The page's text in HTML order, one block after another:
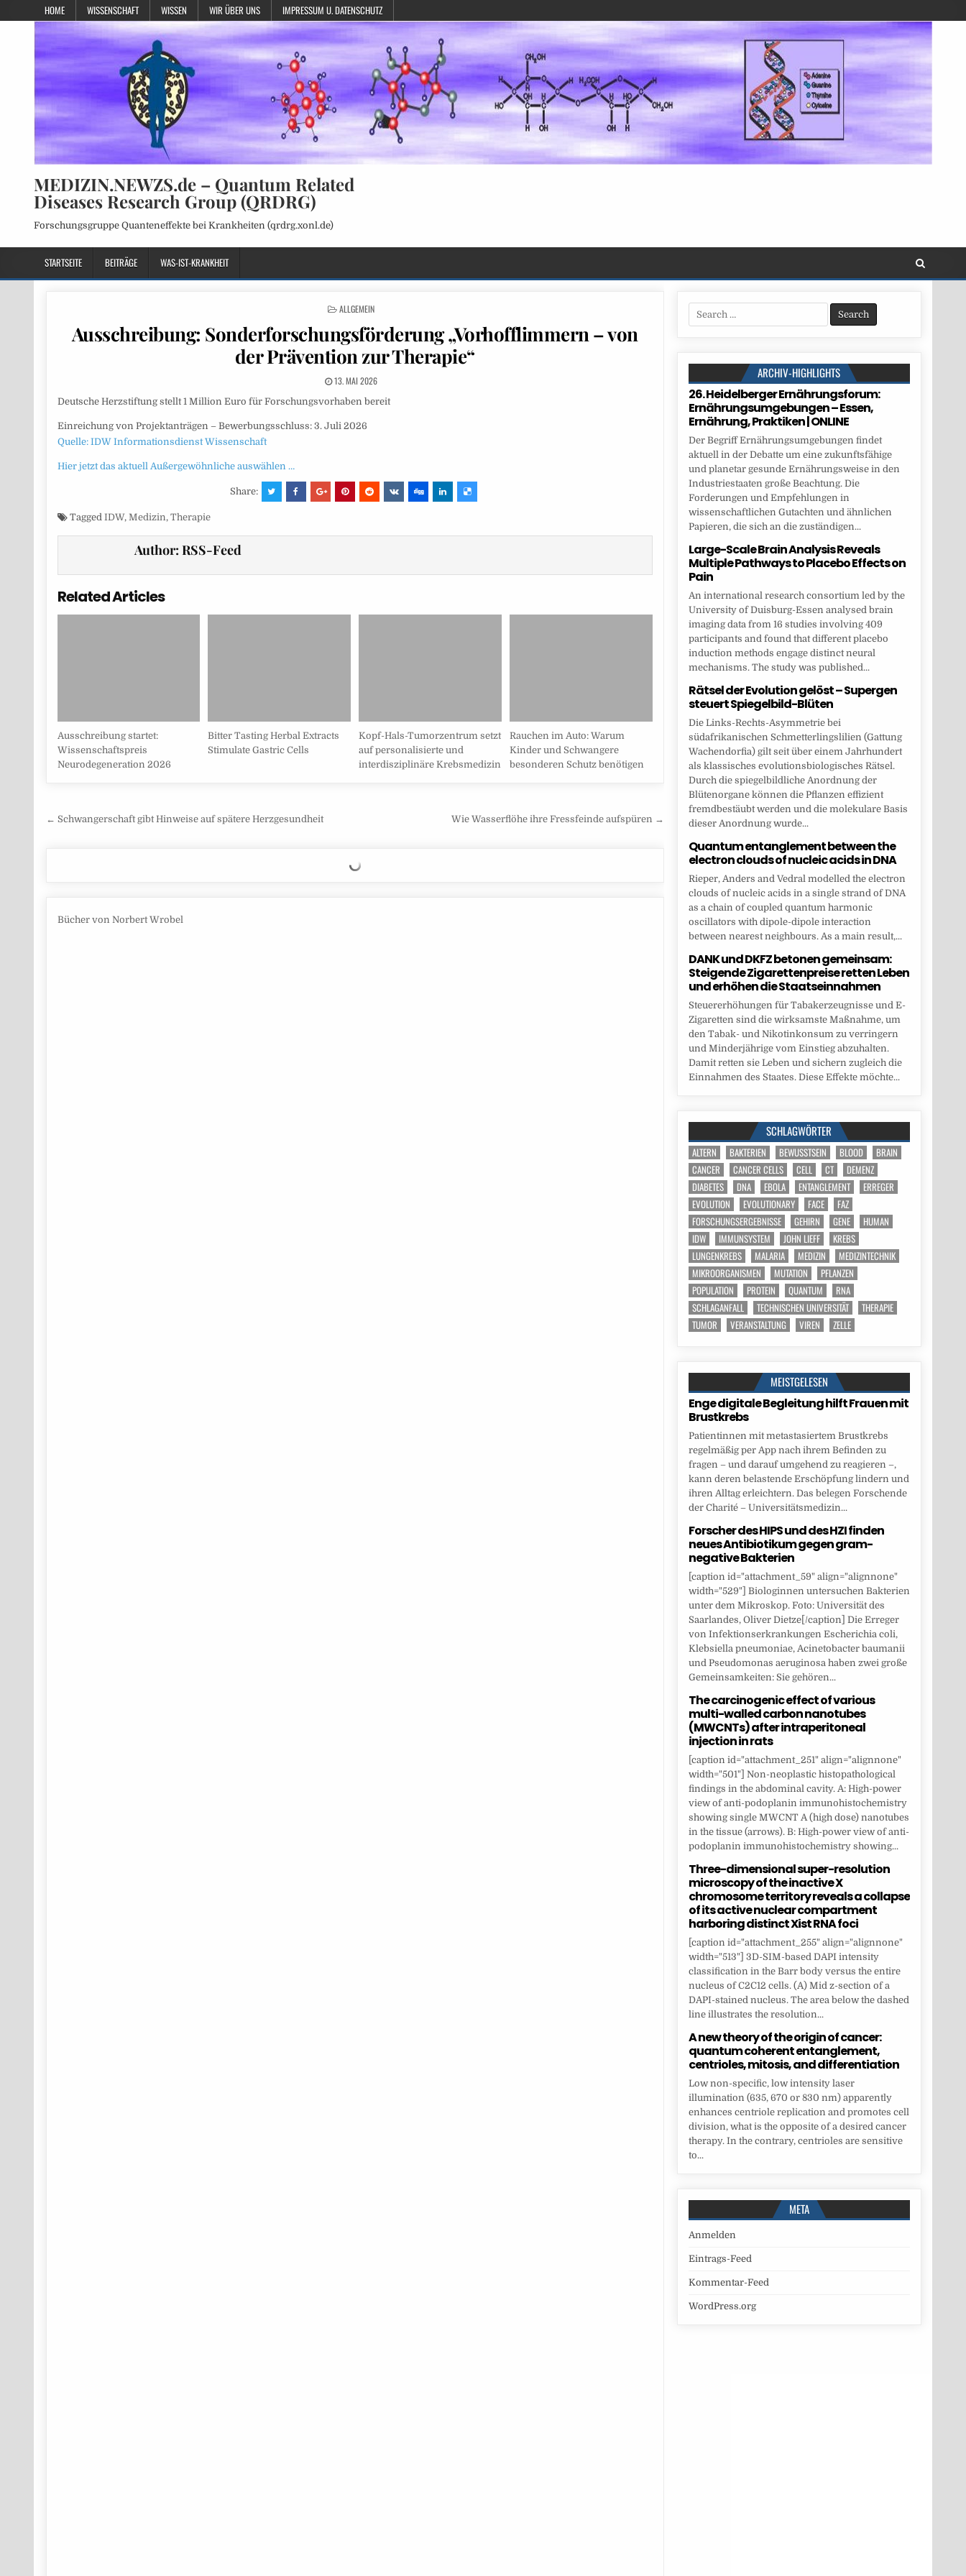
HOME WISSENSCHAFT WISSEN WIR ÜBER UNS IMPRESSUM U. DATENSCHUTZ
MEDIZIN.NEWZS.de – Quantum Related
Diseases Research Group (QRDRG)
Forschungsgruppe Quanteneffekte bei Krankheiten (qrdrg.xonl.de)
STARTSEITE BEITRÄGE WAS-IST-KRANKHEIT
POSTED
ALLGEMEIN
Ausschreibung: Sonderforschungsförderung „Vorhofflimmern – von
der Prävention zur Therapie“
13. MAI 2026
Deutsche Herzstiftung stellt 1 Million Euro für Forschungsvorhaben bereit
Einreichung von Projektanträgen – Bewerbungsschluss: 3. Juli 2026
Quelle: IDW Informationsdienst Wissenschaft
Hier jetzt das aktuell Außergewöhnliche auswählen …
Share:
Tagged IDW, Medizin, Therapie
Author:RSS-Feed
Related Articles
Ausschreibung startet:
Wissenschaftspreis
Neurodegeneration 2026
Bitter Tasting Herbal Extracts
Stimulate Gastric Cells
Kopf-Hals-Tumorzentrum setzt
auf personalisierte und
interdisziplinäre Krebsmedizin
Rauchen im Auto: Warum
Kinder und Schwangere
besonderen Schutz benötigen
Beitragsnavigation
← Schwangerschaft gibt Hinweise auf spätere Herzgesundheit Wie Wasserflöhe ihre Fressfeinde aufspüren →
Bücher von Norbert Wrobel
Search
for:
ARCHIV-HIGHLIGHTS
26. Heidelberger Ernährungsforum:
Ernährungsumgebungen – Essen,
Ernährung, Praktiken | ONLINE
Der Begriff Ernährungsumgebungen findet
aktuell in der Debatte um eine zukunftsfähige
und planetar gesunde Ernährungsweise in den
Industriestaaten große Beachtung. Die
Forderungen und Empfehlungen in
wissenschaftlichen Gutachten und ähnlichen
Papieren, die sich an die zuständigen...
Large-Scale Brain Analysis Reveals
Multiple Pathways to Placebo Effects on
Pain
An international research consortium led by the
University of Duisburg-Essen analysed brain
imaging data from 16 studies involving 409
participants and found that different placebo
induction methods engage distinct neural
mechanisms. The study was published...
Rätsel der Evolution gelöst – Supergen
steuert Spiegelbild-Blüten
Die Links-Rechts-Asymmetrie bei
südafrikanischen Schmetterlingslilien (Gattung
Wachendorfia) gilt seit über einem Jahrhundert
als klassisches evolutionsbiologisches Rätsel.
Durch die spiegelbildliche Anordnung der
Blütenorgane können die Pflanzen effizient
fremdbestäubt werden und die molekulare Basis
dieser Anordnung wurde...
Quantum entanglement between the
electron clouds of nucleic acids in DNA
Rieper, Anders and Vedral modelled the electron
clouds of nucleic acids in a single strand of DNA
as a chain of coupled quantum harmonic
oscillators with dipole-dipole interaction
between nearest neighbours. As a main result,...
DANK und DKFZ betonen gemeinsam:
Steigende Zigarettenpreise retten Leben
und erhöhen die Staatseinnahmen
Steuererhöhungen für Tabakerzeugnisse und E-
Zigaretten sind die wirksamste Maßnahme, um
den Tabak- und Nikotinkonsum zu verringern
und Minderjährige vom Einstieg abzuhalten.
Damit retten sie Leben und sichern zugleich die
Einnahmen des Staates. Diese Effekte möchte...
SCHLAGWÖRTER
ALTERN BAKTERIEN BEWUSSTSEIN BLOOD
BRAIN
CANCER
CANCER CELLS CELL CT
DEMENZ
DIABETES
DNA EBOLA ENTANGLEMENT
ERREGER
EVOLUTION
EVOLUTIONARY FACE
FAZ
FORSCHUNGSERGEBNISSE
GEHIRN GENE
HUMAN
IDW
IMMUNSYSTEM JOHN LIEFF
KREBS
LUNGENKREBS
MALARIA MEDIZIN
MEDIZINTECHNIK
MIKROORGANISMEN
MUTATION
PFLANZEN
POPULATION
PROTEIN QUANTUM
RNA
SCHLAGANFALL
TECHNISCHEN UNIVERSITÄT
THERAPIE
TUMOR
VERANSTALTUNG VIREN ZELLE
MEISTGELESEN
Enge digitale Begleitung hilft Frauen mit
Brustkrebs
Patientinnen mit metastasiertem Brustkrebs
regelmäßig per App nach ihrem Befinden zu
fragen – und darauf umgehend zu reagieren –,
kann deren belastende Erschöpfung lindern und
ihren Alltag erleichtern. Das belegen Forschende
der Charité – Universitätsmedizin...
Forscher des HIPS und des HZI finden
neues Antibiotikum gegen gram-
negative Bakterien
[caption id="attachment_59" align="alignnone"
width="529"] Biologinnen untersuchen Bakterien
unter dem Mikroskop. Foto: Universität des
Saarlandes, Oliver Dietze[/caption] Die Erreger
von Infektionserkrankungen Escherichia coli,
Klebsiella pneumoniae, Acinetobacter baumanii
und Pseudomonas aeruginosa haben zwei große
Gemeinsamkeiten: Sie gehören...
The carcinogenic effect of various
multi-walled carbon nanotubes
(MWCNTs) after intraperitoneal
injection in rats
[caption id="attachment_251" align="alignnone"
width="501"] Non-neoplastic histopathological
findings in the abdominal cavity. A: High-power
view of anti-podoplanin immunohistochemistry
showing single MWCNT A (high dose) nanotubes
in the tissue (arrows). B: High-power view of anti-
podoplanin immunohistochemistry showing...
Three-dimensional super-resolution
microscopy of the inactive X
chromosome territory reveals a collapse
of its active nuclear compartment
harboring distinct Xist RNA foci
[caption id="attachment_255" align="alignnone"
width="513"] 3D-SIM-based DAPI intensity
classification in the Barr body versus the entire
nucleus of C2C12 cells. (A) Mid z-section of a
DAPI-stained nucleus. The area below the dashed
line illustrates the resolution...
A new theory of the origin of cancer:
quantum coherent entanglement,
centrioles, mitosis, and differentiation
Low non-specific, low intensity laser
illumination (635, 670 or 830 nm) apparently
enhances centriole replication and promotes cell
division, what is the opposite of a desired cancer
therapy. In the contrary, centrioles are sensitive
to...
META
Anmelden
Eintrags-Feed
Kommentar-Feed
WordPress.org